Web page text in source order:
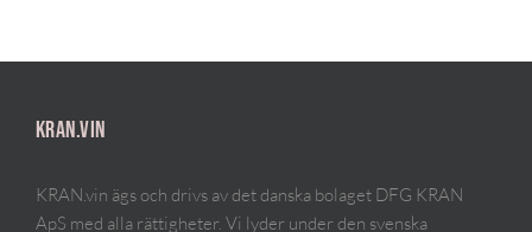
KRAN.VIN
KRAN.vin ägs och drivs av det danska bolaget DFG KRAN
ApS med alla rättigheter. Vi lyder under den svenska